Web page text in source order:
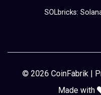
SOLbricks:
© 2026 CoinFabrik |
Made with